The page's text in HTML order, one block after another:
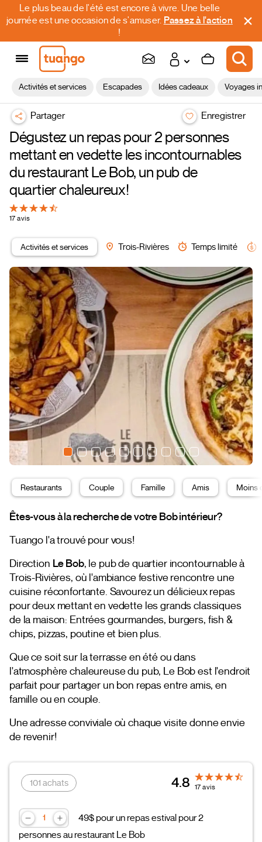
Le plus beau de l'été est encore à vivre. Une belle
journée est une occasion de s'amuser. Passez à l'action
!
Activités et services Escapades Idées cadeaux Voyages
Partager Enregistrer
Dégustez un repas pour 2 personnes
mettant en vedette les incontournables
du restaurant Le Bob, un pub de
quartier chaleureux!
17 avis
Activités et services Trois-Rivières Temps limité
Restaurants Couple Famille Amis Moins
Êtes-vous à la recherche de votre Bob intérieur?
Tuango l'a trouvé pour vous!
Direction Le Bob, le pub de quartier incontournable à
Trois-Rivières, où l'ambiance festive rencontre une
cuisine réconfortante. Savourez un délicieux repas
pour deux mettant en vedette les grands classiques
de la maison: Entrées gourmandes, burgers, fish &
chips, pizzas, poutine et bien plus.
Que ce soit sur la terrasse en été ou dans
l'atmosphère chaleureuse du pub, Le Bob est l'endroit
parfait pour partager un bon repas entre amis, en
famille ou en couple.
Une adresse conviviale où chaque visite donne envie
de revenir!
101 achats 4.8 17 avis
49$ pour un repas estival pour 2
personnes au restaurant Le Bob